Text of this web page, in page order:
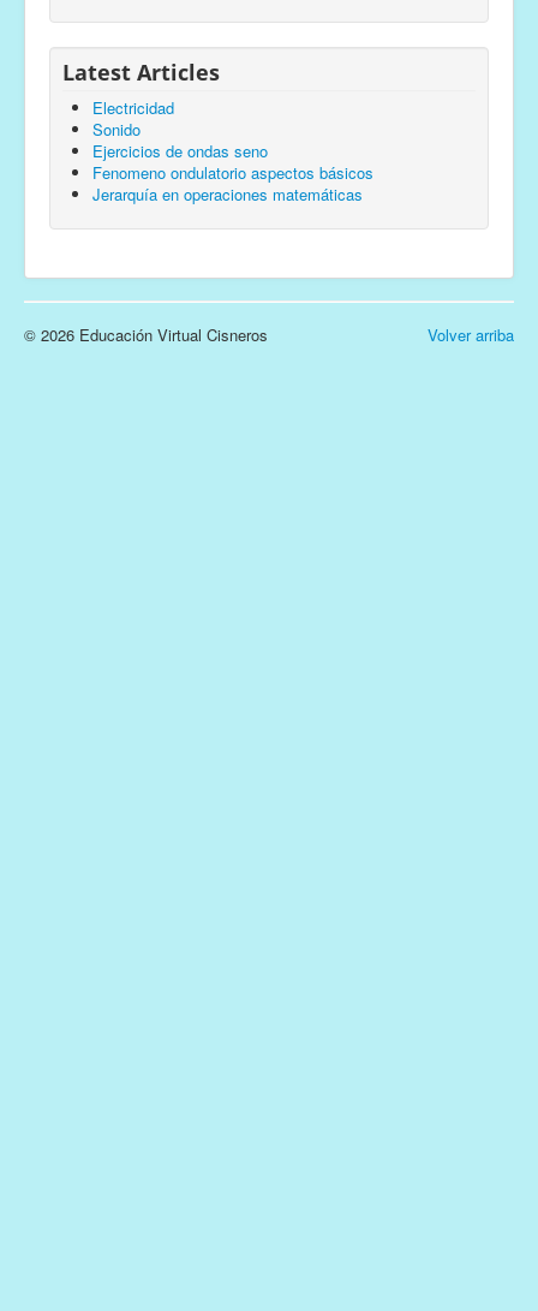
Latest Articles
Electricidad
Sonido
Ejercicios de ondas seno
Fenomeno ondulatorio aspectos básicos
Jerarquía en operaciones matemáticas
Volver arriba
© 2026 Educación Virtual Cisneros